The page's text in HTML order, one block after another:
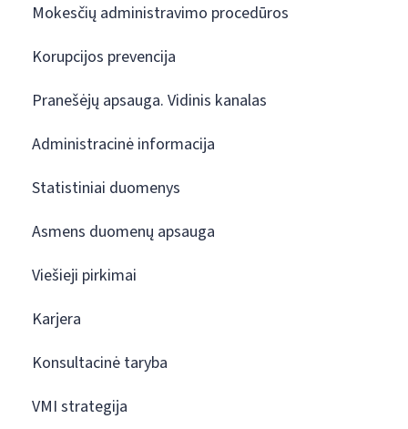
Mokesčių administravimo procedūros
Korupcijos prevencija
Pranešėjų apsauga. Vidinis kanalas
Administracinė informacija
Statistiniai duomenys
Asmens duomenų apsauga
Viešieji pirkimai
Karjera
Konsultacinė taryba
VMI strategija